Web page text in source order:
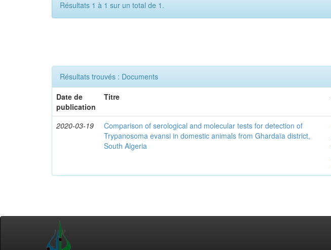
Résultats 1 à 1 sur un total de 1.
Résultats trouvés : Documents
Date de
publication
Titre
2020-03-19
Comparison of serological and molecular tests for detection of
Trypanosoma evansi in domestic animals from Ghardaïa district,
South Algeria